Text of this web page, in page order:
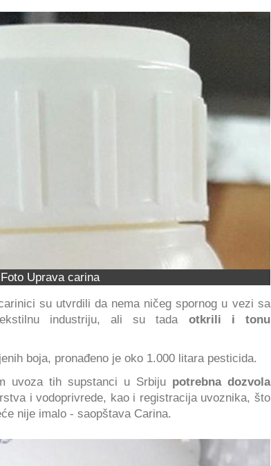
Foto Uprava carina
su utvrdili da nema ničeg spornog u vezi sa
industriju, ali su tada otkrili i tonu
boja, pronađeno je oko 1.000 litara pesticida.
uvoza tih supstanci u Srbiju potrebna dozvola
i vodoprivrede, kao i registracija uvoznika, što
nije imalo - saopštava Carina.